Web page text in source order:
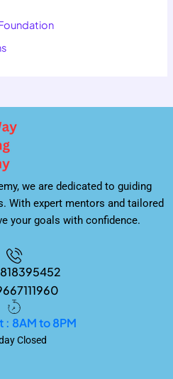
we are dedicated to guiding
With expert mentors and tailored
your goals with confidence.
: 8AM to 8PM
Closed